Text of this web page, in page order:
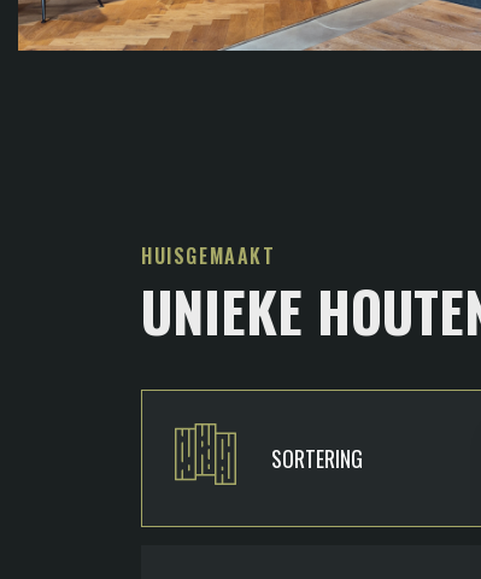
HUISGEMAAKT
UNIEKE
SORTERING